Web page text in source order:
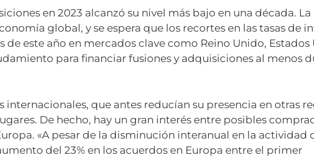
en 2023 alcanzó su nivel más bajo en una década. La
global, y se espera que los recortes en las tasas de
este año en mercados clave como Reino Unido, Estados
para financiar fusiones y adquisiciones al menos
que antes reducían su presencia en otras
De hecho, hay un gran interés entre posibles
«A pesar de la disminución interanual en la actividad
del 23% en los acuerdos en Europa entre el primer